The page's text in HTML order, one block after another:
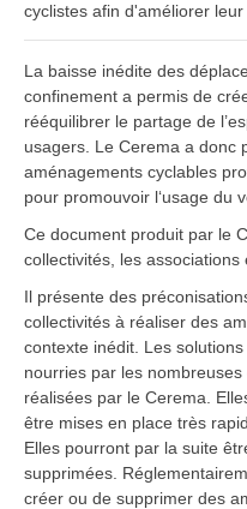
cyclistes afin d'améliorer leur
La baisse inédite des
confinement a permis de
rééquilibrer le partage de
usagers. Le Cerema a donc
aménagements cyclables
pour promouvoir l‘usage du
Ce document produit par le
collectivités, les associations
Il présente des
collectivités à réaliser des
contexte inédit. Les
nourries par les
réalisées par le Cerema.
être mises en place très
Elles pourront par la suite
supprimées.
créer ou de supprimer des